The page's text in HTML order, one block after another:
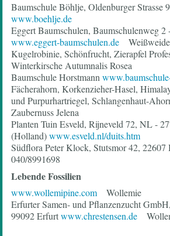
Baumschule Böhlje, Oldenburger Strasse
www.boehlje.de
Eggert Baumschulen, Baumschulenweg 2
www.eggert-baumschulen.de
Kugelrobinie, Schönfrucht, Zierapfel
Winterkirsche Autumnalis Rosea
Baumschule Horstmann
Fächerahorn, Korkenzieher-Hasel,
und Purpurhartriegel, Schlangenhaut-
Zaubernuss Jelena
Planten Tuin Esveld, Rijneveld 72, NL -
(Holland)www.esveld.nl/duits.htm
Südflora Peter Klock, Stutsmor 42, 22607
040/8991698
Lebende Fossilien
www.wollemipine.com
Wollemie
Erfurter Samen- und Pflanzenzucht
99092 Erfurtwww.chrestensen.de